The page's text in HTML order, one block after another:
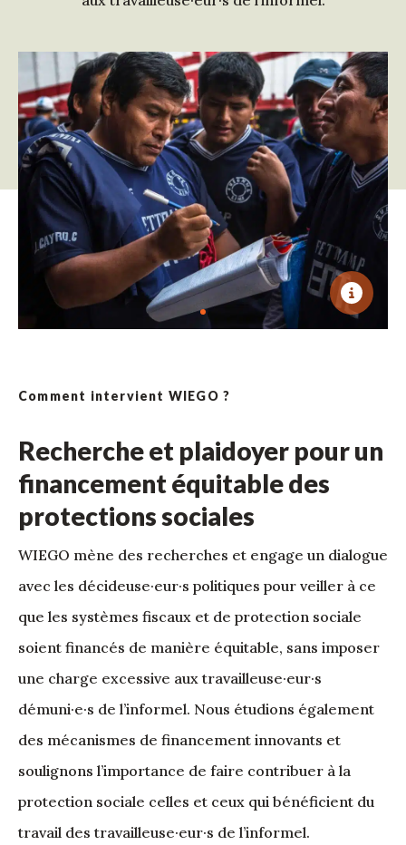
Comment intervient WIEGO ?
Recherche et plaidoyer pour un
financement équitable des
protections sociales
WIEGO mène des recherches et engage un dialogue
avec les décideuse·eur·s politiques pour veiller à ce
que les systèmes fiscaux et de protection sociale
soient financés de manière équitable, sans imposer
une charge excessive aux travailleuse·eur·s
démuni·e·s de l’informel. Nous étudions également
des mécanismes de financement innovants et
soulignons l’importance de faire contribuer à la
protection sociale celles et ceux qui bénéficient du
travail des travailleuse·eur·s de l’informel.